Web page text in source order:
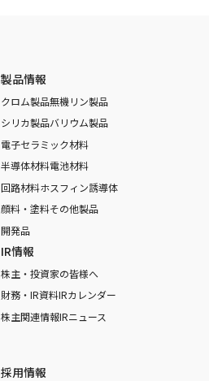
製品情報
クロム製品無機リン製品
シリカ製品バリウム製品
電子セラミック材料
半導体材料電池材料
回路材料ホスフィン誘導体
顔料・塗料その他製品
開発品
IR情報
株主・投資家の皆様へ
財務・IR資料IRカレンダー
株主関連情報IRニュース
採用情報